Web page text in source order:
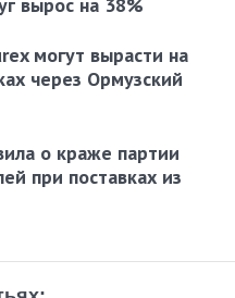
вырос на 38%
могут вырасти на
через Ормузский
о краже партии
при поставках из